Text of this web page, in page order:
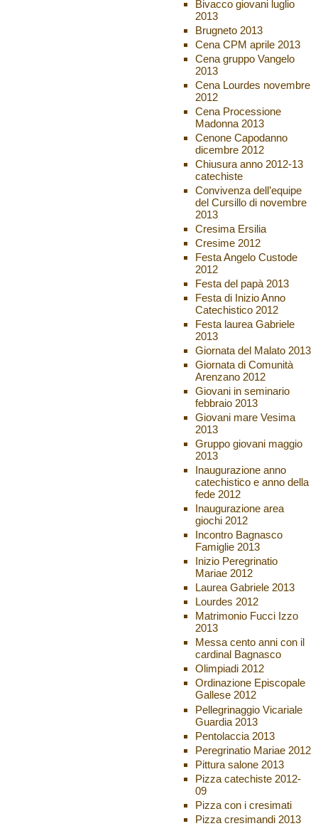
Bivacco giovani luglio
2013
Brugneto 2013
Cena CPM aprile 2013
Cena gruppo Vangelo
2013
Cena Lourdes novembre
2012
Cena Processione
Madonna 2013
Cenone Capodanno
dicembre 2012
Chiusura anno 2012-13
catechiste
Convivenza dell’equipe
del Cursillo di novembre
2013
Cresima Ersilia
Cresime 2012
Festa Angelo Custode
2012
Festa del papà 2013
Festa di Inizio Anno
Catechistico 2012
Festa laurea Gabriele
2013
Giornata del Malato 2013
Giornata di Comunità
Arenzano 2012
Giovani in seminario
febbraio 2013
Giovani mare Vesima
2013
Gruppo giovani maggio
2013
Inaugurazione anno
catechistico e anno della
fede 2012
Inaugurazione area
giochi 2012
Incontro Bagnasco
Famiglie 2013
Inizio Peregrinatio
Mariae 2012
Laurea Gabriele 2013
Lourdes 2012
Matrimonio Fucci Izzo
2013
Messa cento anni con il
cardinal Bagnasco
Olimpiadi 2012
Ordinazione Episcopale
Gallese 2012
Pellegrinaggio Vicariale
Guardia 2013
Pentolaccia 2013
Peregrinatio Mariae 2012
Pittura salone 2013
Pizza catechiste 2012-
09
Pizza con i cresimati
Pizza cresimandi 2013